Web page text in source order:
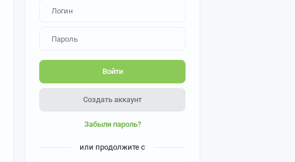
Войти
Создать аккаунт
Забыли пароль?
или продолжите с